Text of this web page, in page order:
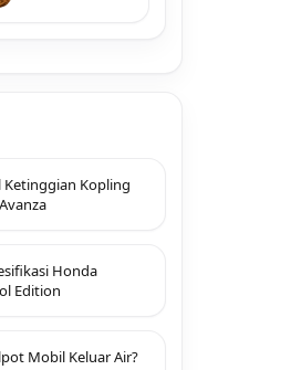
Ketinggian Kopling
Honda
Edition
Mobil Keluar Air?